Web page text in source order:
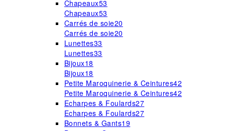
Chapeaux53
Chapeaux53
Carrés de soie20
Carrés de soie20
Lunettes33
Lunettes33
Bijoux18
Bijoux18
Petite Maroquinerie & Ceintures42
Petite Maroquinerie & Ceintures42
Echarpes & Foulards27
Echarpes & Foulards27
Bonnets & Gants19